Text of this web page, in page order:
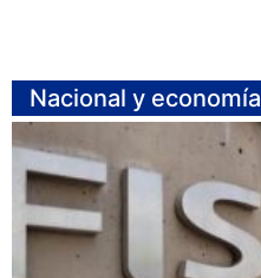
Nacional y economía